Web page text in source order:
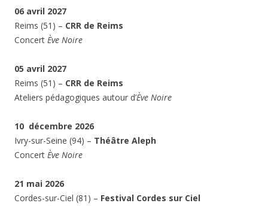
06 avril 2027
Reims (51) – CRR de Reims
Concert Ève Noire
05 avril 2027
Reims (51) – CRR de Reims
Ateliers pédagogiques autour d’Ève Noire
10 décembre 2026
Ivry-sur-Seine (94) – Théâtre Aleph
Concert Ève Noire
21 mai 2026
Cordes-sur-Ciel (81) – Festival Cordes sur Ciel